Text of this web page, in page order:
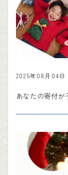
2025年08月04日
あなたの寄付